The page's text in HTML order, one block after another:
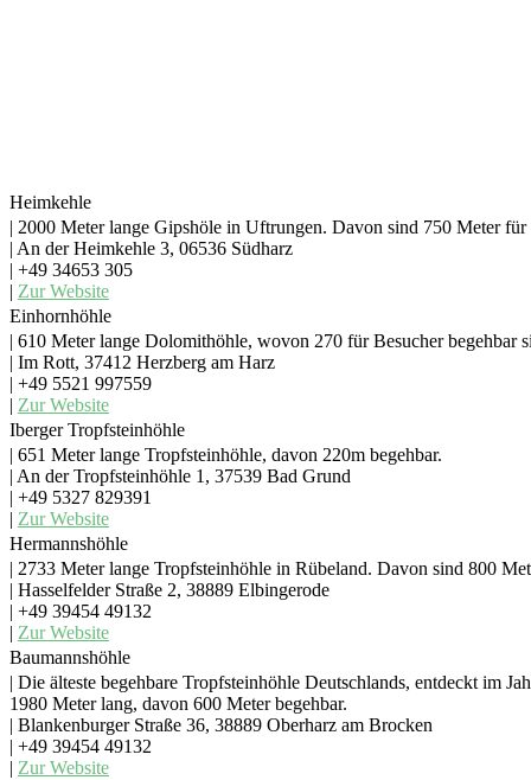
Heimkehle
| 2000 Meter lange Gipshöle in Uftrungen. Davon sind 750 Meter für
| An der Heimkehle 3, 06536 Südharz
| +49 34653 305
| Zur Website
Einhornhöhle
| 610 Meter lange Dolomithöhle, wovon 270 für Besucher begehbar
| Im Rott, 37412 Herzberg am Harz
| +49 5521 997559
| Zur Website
Iberger Tropfsteinhöhle
| 651 Meter lange Tropfsteinhöhle, davon 220m begehbar.
| An der Tropfsteinhöhle 1, 37539 Bad Grund
| +49 5327 829391
| Zur Website
Hermannshöhle
| 2733 Meter lange Tropfsteinhöhle in Rübeland. Davon sind 800
| Hasselfelder Straße 2, 38889 Elbingerode
| +49 39454 49132
| Zur Website
Baumannshöhle
| Die älteste begehbare Tropfsteinhöhle Deutschlands, entdeckt im
1980 Meter lang, davon 600 Meter begehbar.
| Blankenburger Straße 36, 38889 Oberharz am Brocken
| +49 39454 49132
| Zur Website